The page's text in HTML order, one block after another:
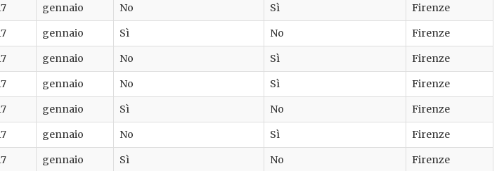
gennaio No Sì
Firenze
gennaio Sì No
Firenze
gennaio No Sì
Firenze
gennaio No Sì
Firenze
gennaio Sì No
Firenze
gennaio No Sì
Firenze
gennaio Sì No
Firenze